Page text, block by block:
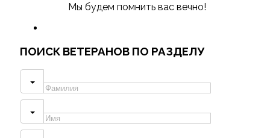
Мы будем помнить вас вечно!
ПОИСК ВЕТЕРАНОВ ПО РАЗДЕЛУ